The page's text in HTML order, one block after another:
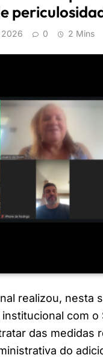
2026 0 2 Mins
realizou, nesta
institucional com o
das medidas
do